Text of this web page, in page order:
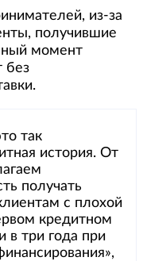
из-за
получившие
момент
без
так
история. От
получать
с плохой
кредитном
в три года при